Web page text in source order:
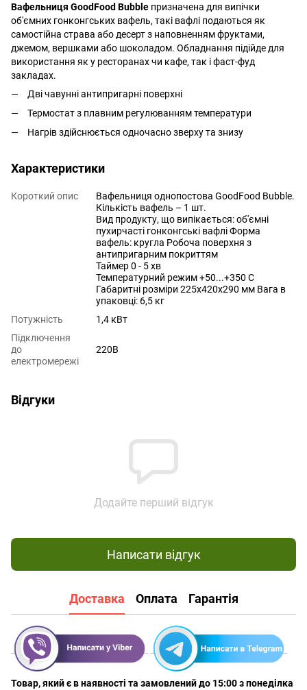
Вафельниця GoodFood Bubble призначена для випічки
об'ємних гонконгських вафель, такі вафлі подаються як
самостійна страва або десерт з наповненням фруктами,
джемом, вершками або шоколадом. Обладнання підійде для
використання як у ресторанах чи кафе, так і фаст-фуд
закладах.
Дві чавунні антипригарні поверхні
Термостат з плавним регулюванням температури
Нагрів здійснюється одночасно зверху та знизу
Характеристики
Короткий опис
Вафельниця однопостова GoodFood Bubble.
Кількість вафель – 1 шт.
Вид продукту, що випікається: об'ємні
пухирчасті гонконгські вафлі Форма
вафель: кругла Робоча поверхня з
антипригарним покриттям
Таймер 0 - 5 хв
Температурний режим +50...+350 С
Габаритні розміри 225х420х290 мм Вага в
упаковці: 6,5 кг
Потужність
1,4 кВт
Підключення
до
електромережі
220В
Відгуки
Додайте перший відгук
Написати відгук
Доставка Оплата Гарантія
Товар, який є в наявності та замовлений до 15:00 з понеділка